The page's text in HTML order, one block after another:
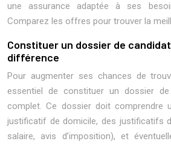
une assurance adaptée à ses
Comparez les offres pour trouver la
Constituer un dossier de
différence
Pour augmenter ses chances de
essentiel de constituer un dossier
complet. Ce dossier doit comprendre
justificatif de domicile, des justificatifs
salaire, avis d’imposition), et